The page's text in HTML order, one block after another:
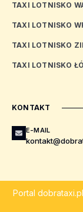
TAXI LOTNISKO
TAXI LOTNISKO
TAXI LOTNISKO
TAXI LOTNISKO
KONTAKT
E-MAIL
Portal dobrataxi.pl